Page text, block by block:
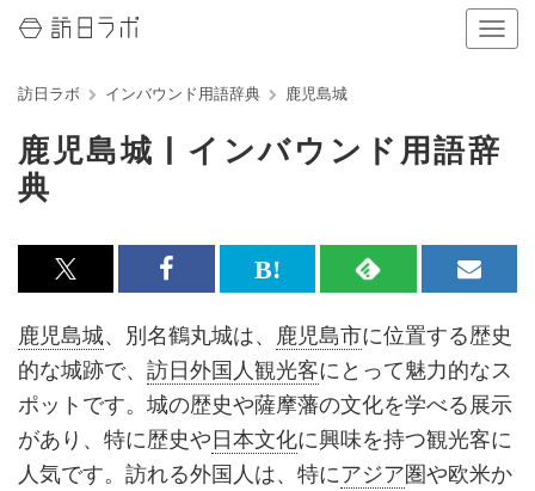
ナ
ビ
ョ
示
切
替
え
る
訪日ラボ インバウンド用語辞典 鹿児島城
鹿児島城 | インバウンド用語辞
典
x<br>
で
記
事
を
シ
Facebook<br>
で
記
事
を
シ
は
て
な
ブ
ッ
ク
RSS
で
記
事
を
購
メ
ル
マ
ガ
登
録
鹿児島城、別名鶴丸城は、 鹿児島市に位置する歴史
的な城跡で、 訪日外国人観光客にとって魅力的なス
ポットです。城の歴史や薩摩藩の文化を学べる展示
があり、特に歴史や日本文化に興味を持つ観光客に
人気です。訪れる外国人は、特にアジア圏や欧米か